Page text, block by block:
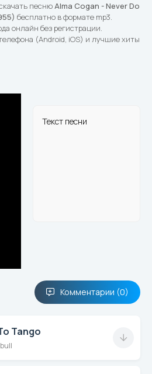
песнюAlma Cogan - Never Do
бесплатно в формате mp3.
онлайн без регистрации.
(Android, iOS) и лучшие хиты
Текст песни
Комментарии (0)
Tango